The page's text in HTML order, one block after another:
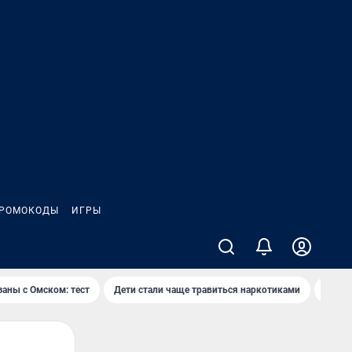
ИГРЫ
с Омском: тест Дети стали чаще травиться наркотиками